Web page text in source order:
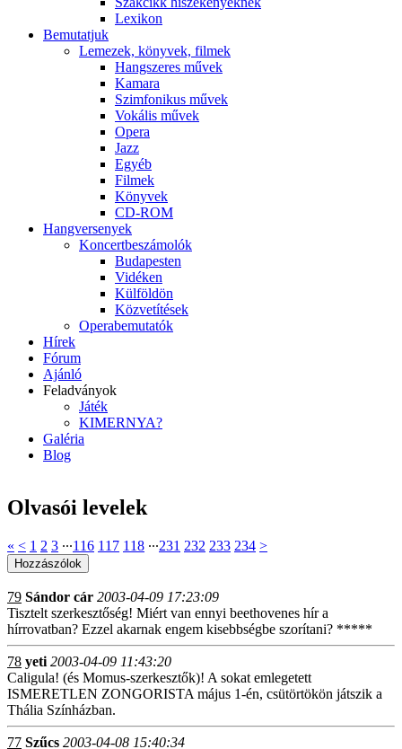
Lexikon
Bemutatjuk
Lemezek, könyvek, filmek
Hangszeres művek
Kamara
Szimfonikus művek
Vokális művek
Opera
Jazz
Egyéb
Filmek
Könyvek
CD-ROM
Hangversenyek
Koncertbeszámolók
Budapesten
Vidéken
Külföldön
Közvetítések
Operabemutatók
Hírek
Fórum
Ajánló
Feladványok
Játék
KIMERNYA?
Galéria
Blog
Olvasói levelek
« < 1 2 3 ∙∙∙116 117 118 ∙∙∙231 232 233 234 >
79 Sándor cár 2003-04-09 17:23:09
Tisztelt szerkesztőség! Miért van ennyi beethovenes hír a
hírrovatban? Ezzel akarnak engem kisebbségbe szorítani? *****
78 yeti 2003-04-09 11:43:20
Caligula! (és Momus-szerkesztők)! A sokat emlegetett
ISMERETLEN ZONGORISTA május 1-én, csütörtökön játszik a
Thália Színházban.
77 Szűcs 2003-04-08 15:40:34